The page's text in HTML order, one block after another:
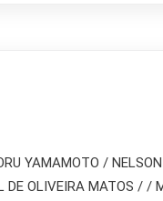
YAMAMOTO /
OLIVEIRA MATOS / /